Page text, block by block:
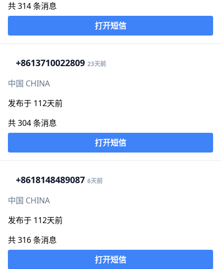
共 314 条消息
打开短信
+8613710022809 23天前
中国 CHINA
发布于 112天前
共 304 条消息
打开短信
+8618148489087 6天前
中国 CHINA
发布于 112天前
共 316 条消息
打开短信